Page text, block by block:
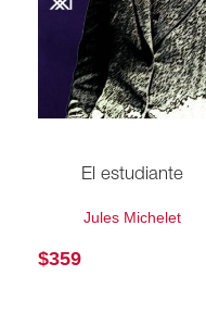
El estudiante
Jules Michelet
$359